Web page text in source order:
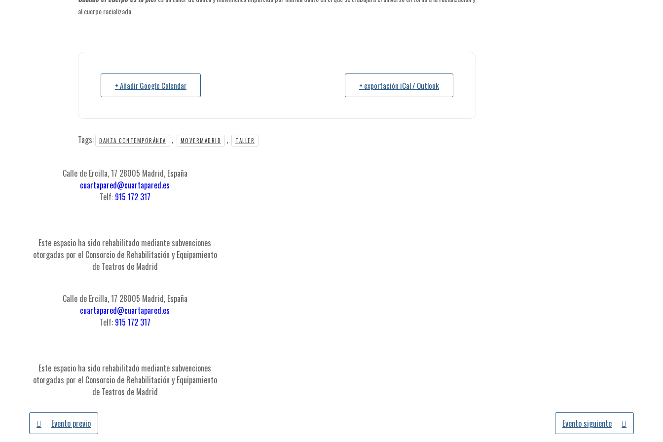
al cuerpo racializado.
+ Añadir Google Calendar + exportación iCal / Outlook
Tags: DANZA CONTEMPORÁNEA , MOVERMADRID , TALLER
Calle de Ercilla, 17 28005 Madrid, España
cuartapared@cuartapared.es
Telf: 915 172 317
Este espacio ha sido rehabilitado mediante subvenciones
otorgadas por el Consorcio de Rehabilitación y Equipamiento
de Teatros de Madrid
Calle de Ercilla, 17 28005 Madrid, España
cuartapared@cuartapared.es
Telf: 915 172 317
Este espacio ha sido rehabilitado mediante subvenciones
otorgadas por el Consorcio de Rehabilitación y Equipamiento
de Teatros de Madrid
Evento previo Evento siguiente